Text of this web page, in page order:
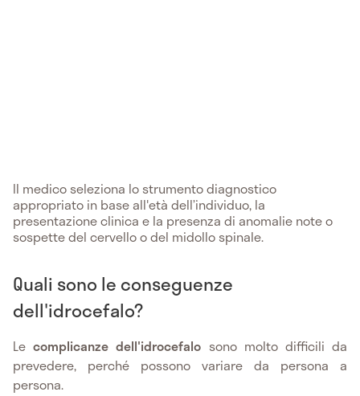
Il medico seleziona lo strumento diagnostico
appropriato in base all'età dell’individuo, la
presentazione clinica e la presenza di anomalie note o
sospette del cervello o del midollo spinale.
Quali sono le conseguenze
dell'idrocefalo?
Lecomplicanze dell'idrocefalo sono molto difficili da
prevedere, perché possono variare da persona a
persona.